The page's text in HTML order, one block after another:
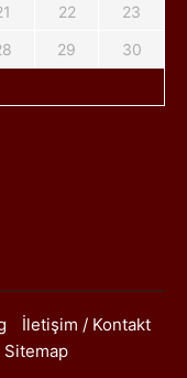
22
23
29
30
İletişim / Kontakt
Sitemap